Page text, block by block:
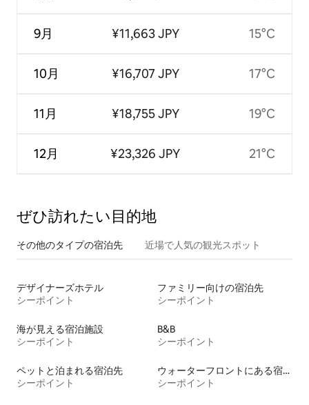
9月
10月
11月
12月
¥11,663 JPY
¥16,707 JPY
¥18,755 JPY
¥23,326 JPY
15°C
17°C
19°C
21°C
ぜひ訪⁠れ⁠た⁠い目⁠的⁠地
その他のタ⁠イ⁠プ⁠の宿⁠泊⁠先 近場で人気の観光スポット
デザイナーズホテル
シーポイント
ファミリー向けの宿泊先
シーポイント
海が見える宿泊施設
シーポイント
B&B
シーポイント
ペットと泊まれる宿泊先
シーポイント
ウォーターフロントにある宿泊施設
シーポイント